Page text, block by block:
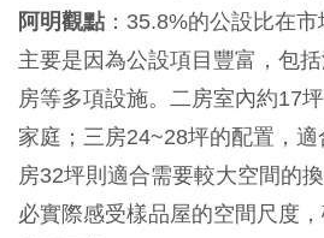
阿明觀點 ：35.8%的公設比在
主要是因為公設項目豐富，包
房等多項設施。二房室內約17
家庭；三房24~28坪的配置，
房32坪則適合需要較大空間的
必實際感受樣品屋的空間尺度